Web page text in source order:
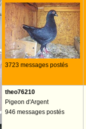
3723 messages postés
theo76210
Pigeon d'Argent
946 messages postés